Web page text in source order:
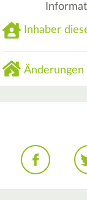
Inhaber
Änderungen